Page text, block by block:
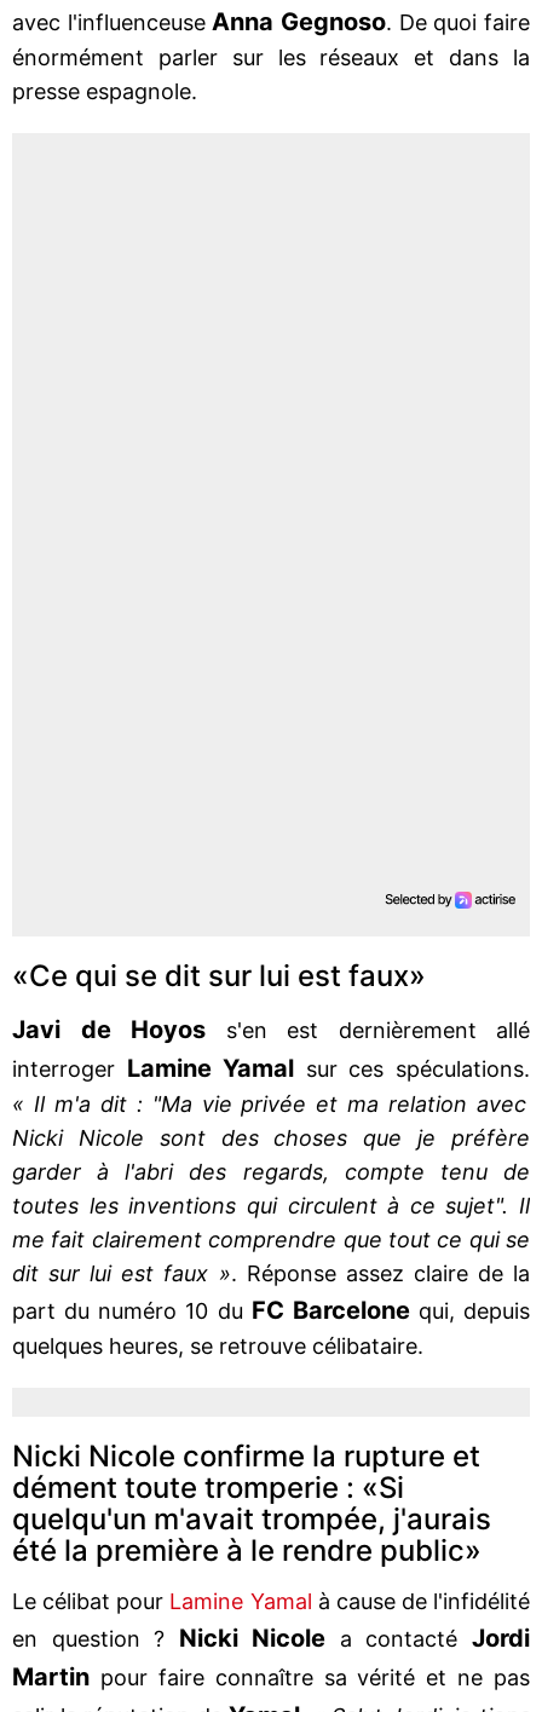
avec l'influenceuse Anna Gegnoso. De quoi faire
énormément parler sur les réseaux et dans la
presse espagnole.
«Ce qui se dit sur lui est faux»
Javi de Hoyos
s'en est dernièrement allé
interroger Lamine Yamal sur ces spéculations.
« Il m'a dit : "Ma vie privée et ma relation avec
Nicki Nicole sont des choses que je préfère
garder à l'abri des regards, compte tenu de
toutes les inventions qui circulent à ce sujet". Il
me fait clairement comprendre que tout ce qui se
dit sur lui est faux ». Réponse assez claire de la
part du numéro 10 du FC Barcelone qui, depuis
quelques heures, se retrouve célibataire.
Nicki Nicole confirme la rupture et
dément toute tromperie : «Si
quelqu'un m'avait trompée, j'aurais
été la première à le rendre public»
Le célibat pour Lamine Yamal à cause de l'infidélité
en question ? Nicki Nicole a contactéJordi
Martin pour faire connaître sa vérité et ne pas